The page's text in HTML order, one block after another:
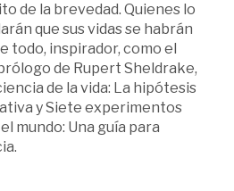
de la brevedad. Quienes lo
que sus vidas se habrán
todo, inspirador, como el
de Rupert Sheldrake,
de la vida: La hipótesis
y Siete experimentos
mundo: Una guía para